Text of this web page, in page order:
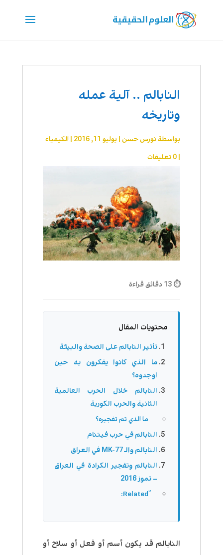
النابالم .. آلية عمله
وتاريخه
بواسطةنورس حسن| يوليو 11, 2016
الكيمياء
0 تعليقات
⏱ 13 دقائق قراءة
محتويات المقال
تأثير النابالم على الصحة والبيئة
ما الذي كانوا يفكرون به حين
اوجدوه؟
النابالم خلال الحرب العالمية
الثانية والحرب الكورية
ما الذي تم تفجيره؟
النابالم في حرب فيتنام
النابالم والـ MK-77 في العراق
النابالم وتفجير الكرادة في العراق
– تموز 2016
ٌRelated:
النابالم قد يكون أسم أو فعل أو سلاح أو